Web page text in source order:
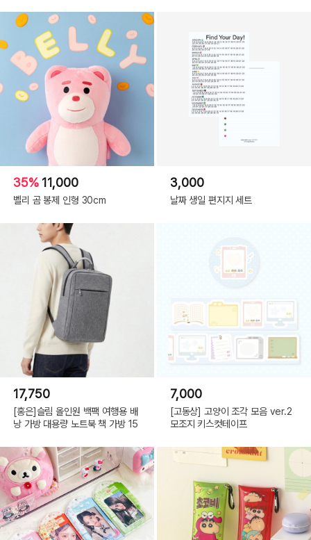
35% 11,000
벨리 곰 봉제 인형 30cm
3,000
날짜 생일 편지지 세트
17,750
[홍은]슬림 올인원 백팩 여행용 배
낭 가방 대용량 노트북 책 가방 15
7,000
[고동상] 고양이 조각 모음 ver.2
모조지 키스컷테이프